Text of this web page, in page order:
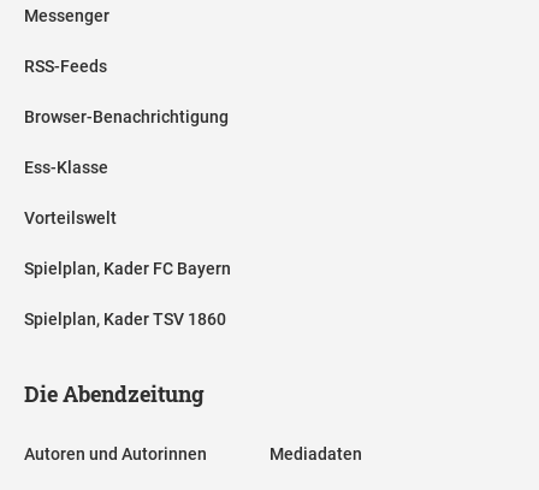
Messenger
RSS-Feeds
Browser-Benachrichtigung
Ess-Klasse
Vorteilswelt
Spielplan, Kader FC Bayern
Spielplan, Kader TSV 1860
Die Abendzeitung
Autoren und Autorinnen Mediadaten